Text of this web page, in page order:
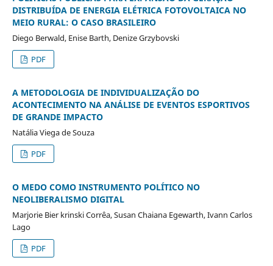
DISTRIBUÍDA DE ENERGIA ELÉTRICA FOTOVOLTAICA NO
MEIO RURAL: O CASO BRASILEIRO
Diego Berwald, Enise Barth, Denize Grzybovski
PDF
A METODOLOGIA DE INDIVIDUALIZAÇÃO DO
ACONTECIMENTO NA ANÁLISE DE EVENTOS ESPORTIVOS
DE GRANDE IMPACTO
Natália Viega de Souza
PDF
O MEDO COMO INSTRUMENTO POLÍTICO NO
NEOLIBERALISMO DIGITAL
Marjorie Bier krinski Corrêa, Susan Chaiana Egewarth, Ivann Carlos
Lago
PDF